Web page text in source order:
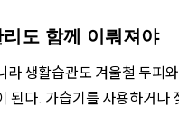
도 함께 이뤄져야
라 생활습관도 겨울철 두피
된다. 가습기를 사용하거나